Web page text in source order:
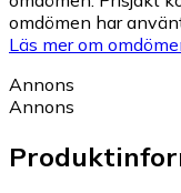
omdömen har
Läs mer om
Annons
Annons